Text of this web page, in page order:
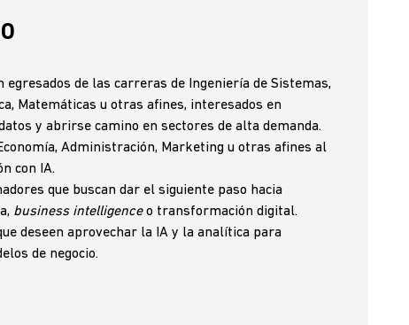
de las carreras de Ingeniería de Sistemas,
Matemáticas u otras afines, interesados en
y abrirse camino en sectores de alta demanda.
Administración, Marketing u otras afines al
con IA.
que buscan dar el siguiente paso hacia
business intelligenceo transformación digital.
deseen aprovechar la IA y la analítica para
de negocio.